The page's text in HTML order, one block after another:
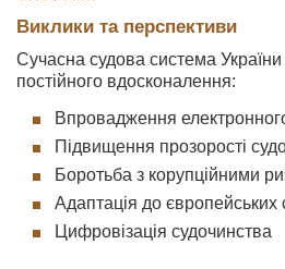
Виклики та перспективи
Сучасна судова система
постійного вдосконалення:
Впровадження
Підвищення прозорості
Боротьба з корупційними
Адаптація до європейських
Цифровізація судочинства